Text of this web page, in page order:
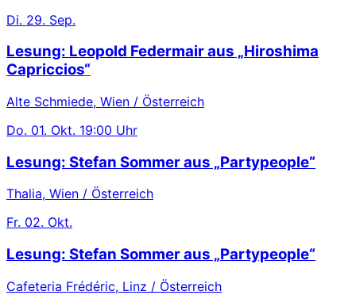
Di. 29. Sep.
Lesung: Leopold Federmair aus „Hiroshima
Capriccios“
Alte Schmiede, Wien / Österreich
Do. 01. Okt. 19:00 Uhr
Lesung: Stefan Sommer aus „Partypeople“
Thalia, Wien / Österreich
Fr. 02. Okt.
Lesung: Stefan Sommer aus „Partypeople“
Cafeteria Frédéric, Linz / Österreich